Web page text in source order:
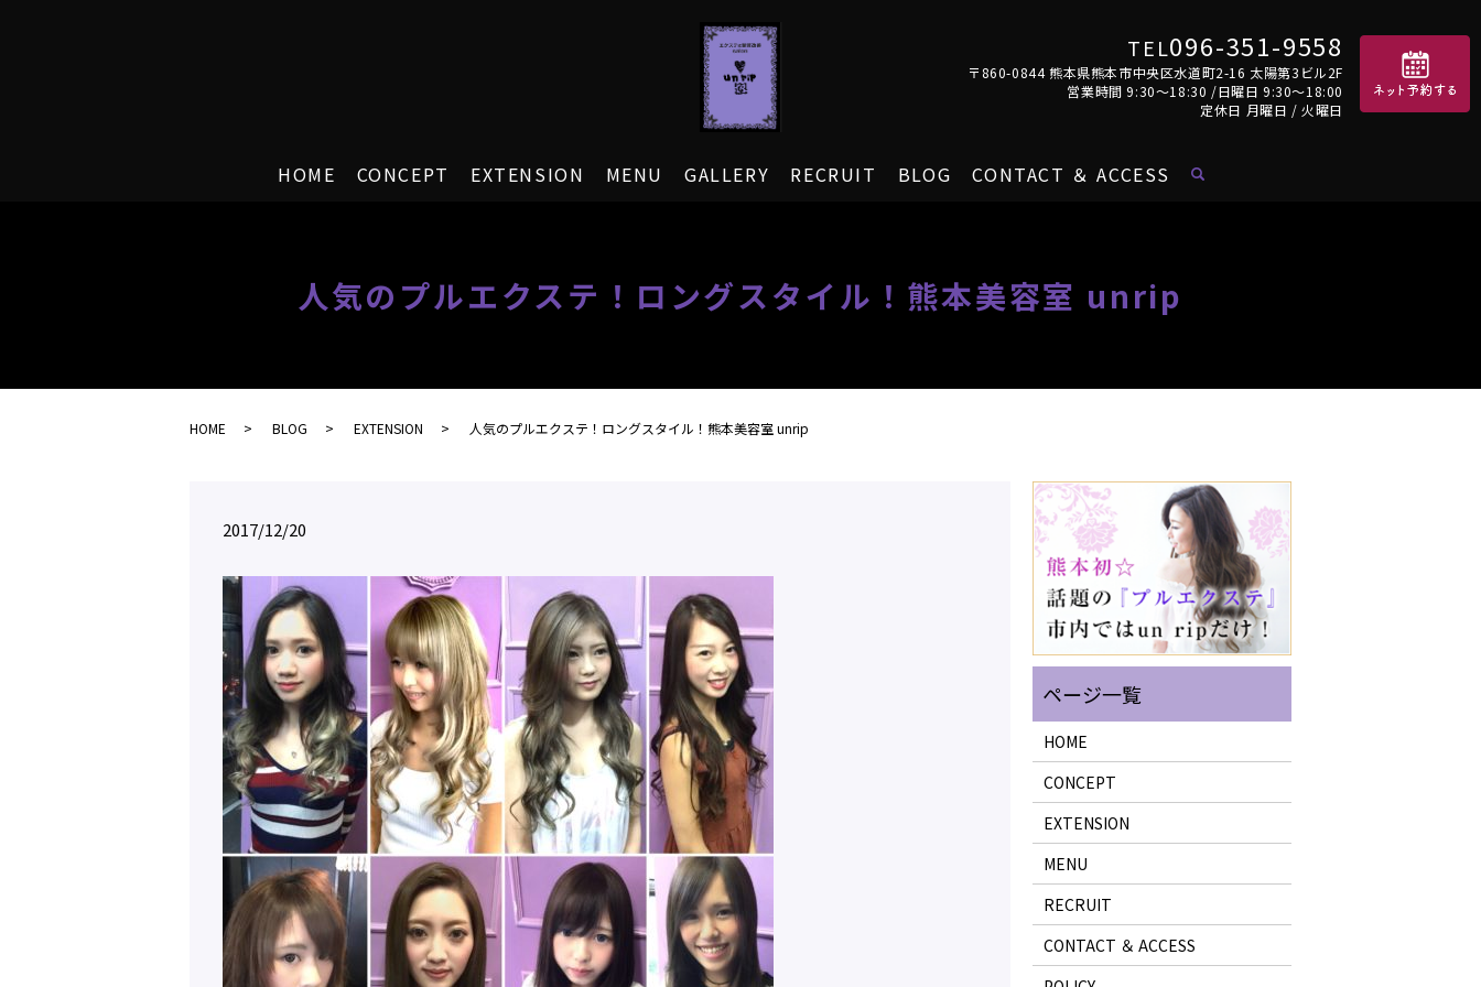
HOME CONCEPT EXTENSION MENU GALLERY RECRUIT BLOG CONTACT ＆ ACCESS
TEL096-351-9558
〒860-0844 熊本県熊本市中央区水道町2-16 太陽第3ビル2F
営業時間 9:30～18:30 /日曜日 9:30～18:00
定休日 月曜日 / 火曜日
人気のプルエクステ！ロングスタイル！熊本美容室 unrip
HOME BLOG EXTENSION 人気のプルエクステ！ロングスタイル！熊本美容室 unrip
2017/12/20
HOME
CONCEPT
EXTENSION
MENU
RECRUIT
CONTACT ＆ ACCESS